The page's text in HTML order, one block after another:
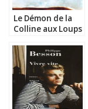
Le Démon de la
Colline aux Loups
Rouchon-Borie